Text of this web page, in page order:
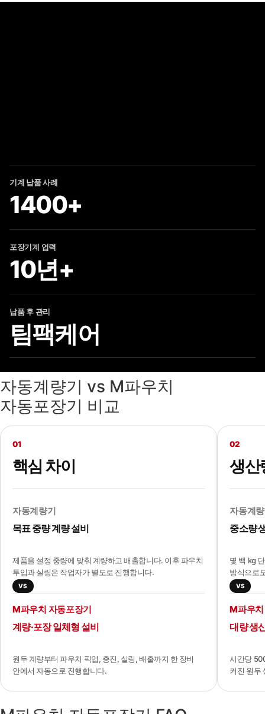
기계 납품 사례
1400+
포장기계 업력
10년+
납품 후 관리
팀팩케어
자동계량기 vs M파우치
자동포장기 비교
01
핵심 차이
자동계량기
목표 중량 계량 설비
제품을 설정 중량에 맞춰 계량하고 배출합니다. 이후 파우치
투입과 실링은 작업자가 별도로 진행합니다.
VS
M파우치 자동포장기
계량·포장 일체형 설비
원두 계량부터 파우치 픽업, 충진, 실링, 배출까지 한 장비
안에서 자동으로 진행합니다.
02
생산
자동계
중소량
몇 백 kg
방식으로
VS
M파우
대량 생
시간당
커진 원두